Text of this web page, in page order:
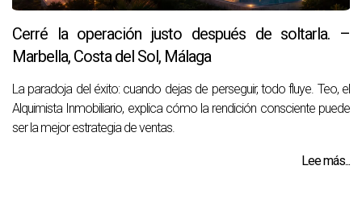
Cerré la operación justo después de soltarla. –
Marbella, Costa del Sol, Málaga
La paradoja del éxito: cuando dejas de perseguir, todo fluye. Teo, el
Alquimista Inmobiliario, explica cómo la rendición consciente puede
ser la mejor estrategia de ventas.
Lee más...